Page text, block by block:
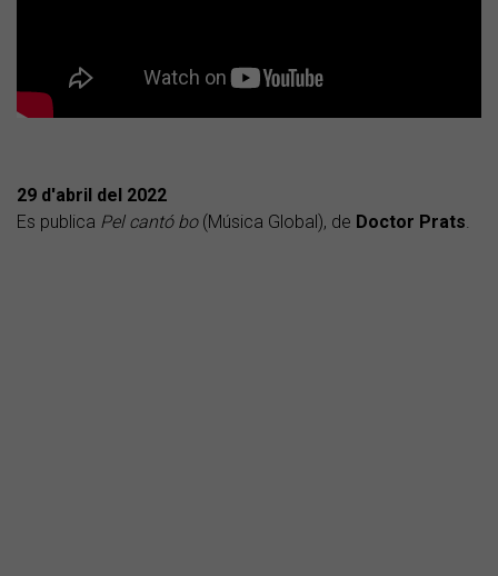
29 d'abril del 2022
Es publica Pel cantó bo(Música Global), de Doctor Prats.